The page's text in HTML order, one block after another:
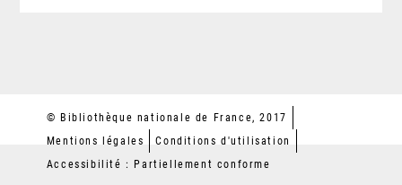
© Bibliothèque nationale de France, 2017
Mentions légales
Conditions d'utilisation
Accessibilité : Partiellement conforme